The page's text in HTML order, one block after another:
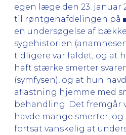
egen læge den 23. januar
til røntgenafdelingen på
en undersøgelse af
sygehistorien
tidligere var faldet, og at
haft stærke smerter
(symfysen), og at hun
aflastning hjemme med
behandling. Det fremgår
havde mange smerter,
fortsat vanskelig at